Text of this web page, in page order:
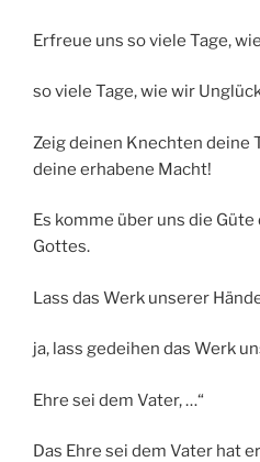
Erfreue uns so viele Tage,
so viele Tage, wie wir
Zeig deinen Knechten deine
deine erhabene Macht!
Es komme über uns die
Gottes.
Lass das Werk unserer
ja, lass gedeihen das Werk
Ehre sei dem Vater, …“
Das Ehre sei dem Vater hat